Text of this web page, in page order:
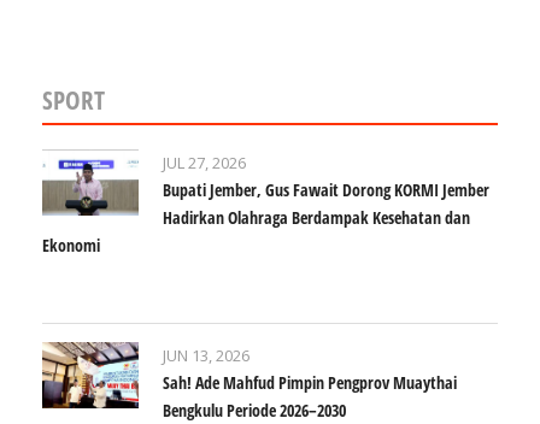
SPORT
JUL 27, 2026
Bupati Jember, Gus Fawait Dorong KORMI Jember
Hadirkan Olahraga Berdampak Kesehatan dan
Ekonomi
JUN 13, 2026
Sah! Ade Mahfud Pimpin Pengprov Muaythai
Bengkulu Periode 2026–2030